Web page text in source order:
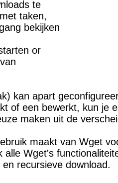
te
taken,
bekijken
or
kan apart
of een bewerkt, kun je
maken uit de
maakt van Wget
alle Wget's
recursieve download.